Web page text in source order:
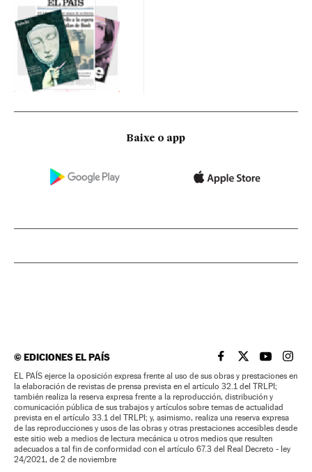
Baixe o app
©EDICIONES EL PAÍS EL PAÍS BRASIL EN
EL PAÍSEL PAÍS
EL
EL PAÍS ejerce la oposición expresa frente al uso de sus obras y prestaciones en
la elaboración de revistas de prensa prevista en el artículo 32.1 del TRLPI;
también realiza la reserva expresa frente a la reproducción, distribución y
comunicación pública de sus trabajos y artículos sobre temas de actualidad
prevista en el artículo 33.1 del TRLPI; y, asimismo, realiza una reserva expresa
de las reproducciones y usos de las obras y otras prestaciones accesibles desde
este sitio web a medios de lectura mecánica u otros medios que resulten
adecuados a tal fin de conformidad con el artículo 67.3 del Real Decreto - ley
24/2021, de 2 de noviembre